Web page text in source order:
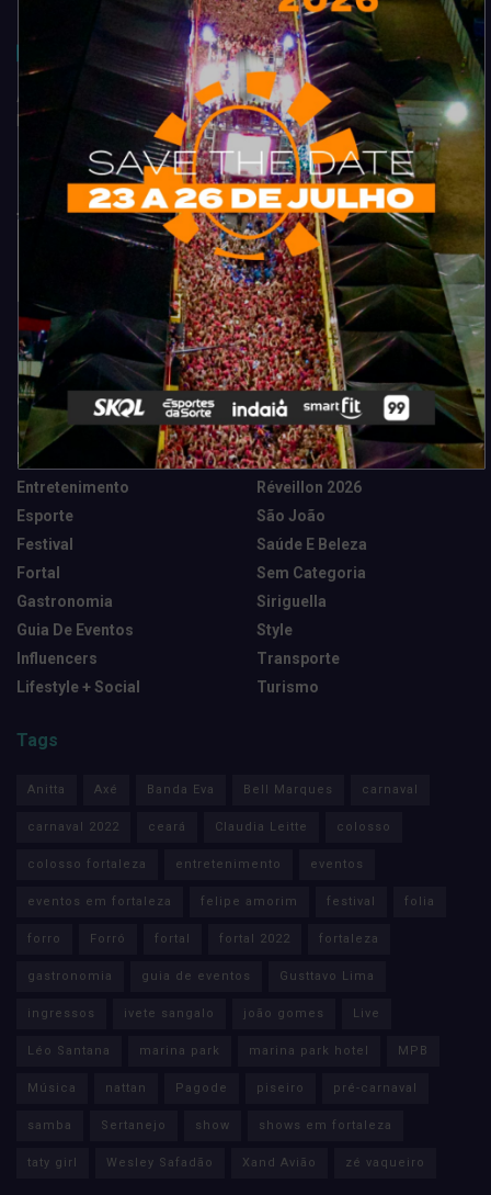
Acompanhe todas as novidades do entretenimento na região de
Fortaleza. Dicas, promoções, coberturas exclusivas e muito mais.
Categorias
Camarote Vip Junino
Cidade
Destaques
Entretenimento
Esporte
Festival
Fortal
Gastronomia
Guia De Eventos
Influencers
Lifestyle + Social
Marketing E Negócios
Música
News Tech
Réveillon 2026
São João
Saúde E Beleza
Sem Categoria
Siriguella
Style
Transporte
Turismo
Tags
Anitta Axé Banda Eva Bell Marques carnaval
carnaval 2022 ceará Claudia Leitte colosso
colosso fortaleza entretenimento eventos
eventos em fortaleza felipe amorim festival folia
forro Forró fortal fortal 2022 fortaleza
gastronomia guia de eventos Gusttavo Lima
ingressos ivete sangalo joão gomes Live
Léo Santana marina park marina park hotel MPB
Música nattan Pagode piseiro pré-carnaval
samba Sertanejo show shows em fortaleza
taty girl Wesley Safadão Xand Avião zé vaqueiro